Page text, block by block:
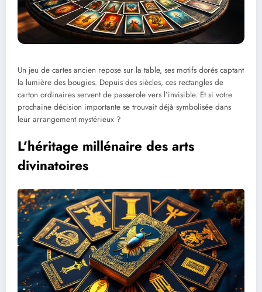
Un jeu de cartes ancien repose sur la table, ses motifs dorés captant
la lumière des bougies. Depuis des siècles, ces rectangles de
carton ordinaires servent de passerole vers l’invisible. Et si votre
prochaine décision importante se trouvait déjà symbolisée dans
leur arrangement mystérieux ?
L’héritage millénaire des arts
divinatoires